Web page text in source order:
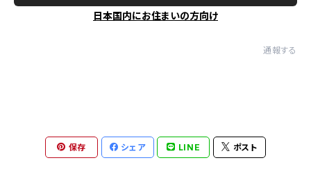
日本国内にお住まいの方向け
通報する
保存 シェア LINE ポスト